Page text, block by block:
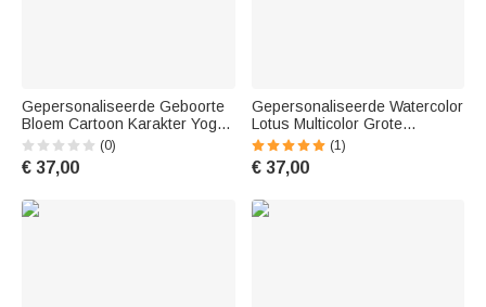
Gepersonaliseerde Geboorte
Bloem Cartoon Karakter Yoga
Mat Tas met Naam Yoga
Accessoires Reizen
Verjaardag Kerstcadeau voor
(0)
€ 37,00
Gepersonaliseerde Watercolor
Lotus Multicolor Grote
Capaciteit Yoga Mat Tas met
Naam Yoga Accessoire
Verjaardag Kerstcadeau voor
(1)
€ 37,00